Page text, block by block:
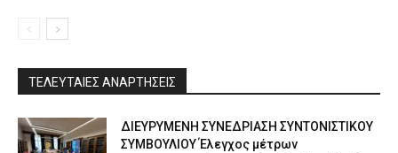
ΤΕΛΕΥΤΑΙΕΣ ΑΝΑΡΤΗΣΕΙΣ
ΔΙΕΥΡΥΜΕΝΗ ΣΥΝΕΔΡΙΑΣΗ ΣΥΝΤΟΝΙΣΤΙΚΟΥ
ΣΥΜΒΟΥΛΙΟΥ Έλεγχος μέτρων